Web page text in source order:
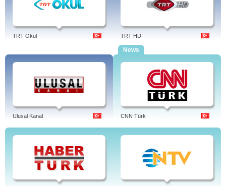
TRT Okul TRT HD
Ulusal Kanal
News
CNN Türk